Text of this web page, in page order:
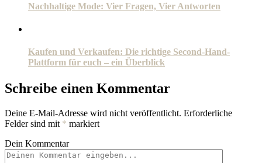
Nachhaltige Mode: Vier Fragen, Vier Antworten
Kaufen und Verkaufen: Die richtige Second-Hand-
Plattform für euch – ein Überblick
Schreibe einen Kommentar
Deine E-Mail-Adresse wird nicht veröffentlicht. Erforderliche
Felder sind mit * markiert
Dein Kommentar